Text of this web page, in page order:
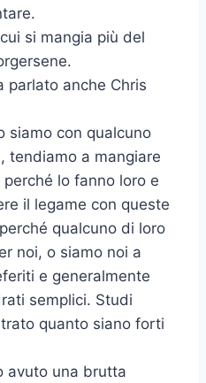
si mangia più del
parlato anche Chris
siamo con qualcuno
tendiamo a mangiare
lo fanno loro e
il legame con queste
qualcuno di loro
noi, o siamo noi a
e generalmente
semplici. Studi
quanto siano forti
avuto una brutta